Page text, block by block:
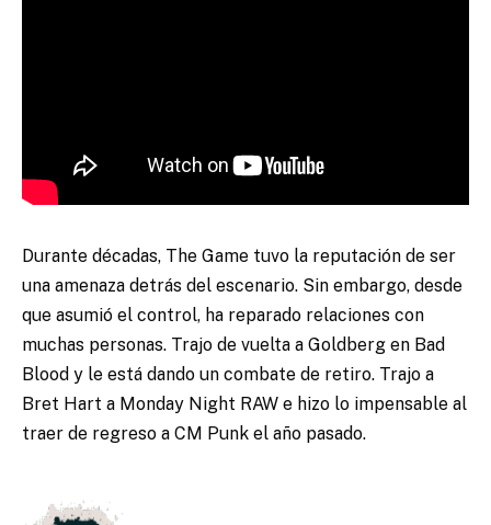
Durante décadas, The Game tuvo la reputación de ser
una amenaza detrás del escenario. Sin embargo, desde
que asumió el control, ha reparado relaciones con
muchas personas. Trajo de vuelta a Goldberg en Bad
Blood y le está dando un combate de retiro. Trajo a
Bret Hart a Monday Night RAW e hizo lo impensable al
traer de regreso a CM Punk el año pasado.